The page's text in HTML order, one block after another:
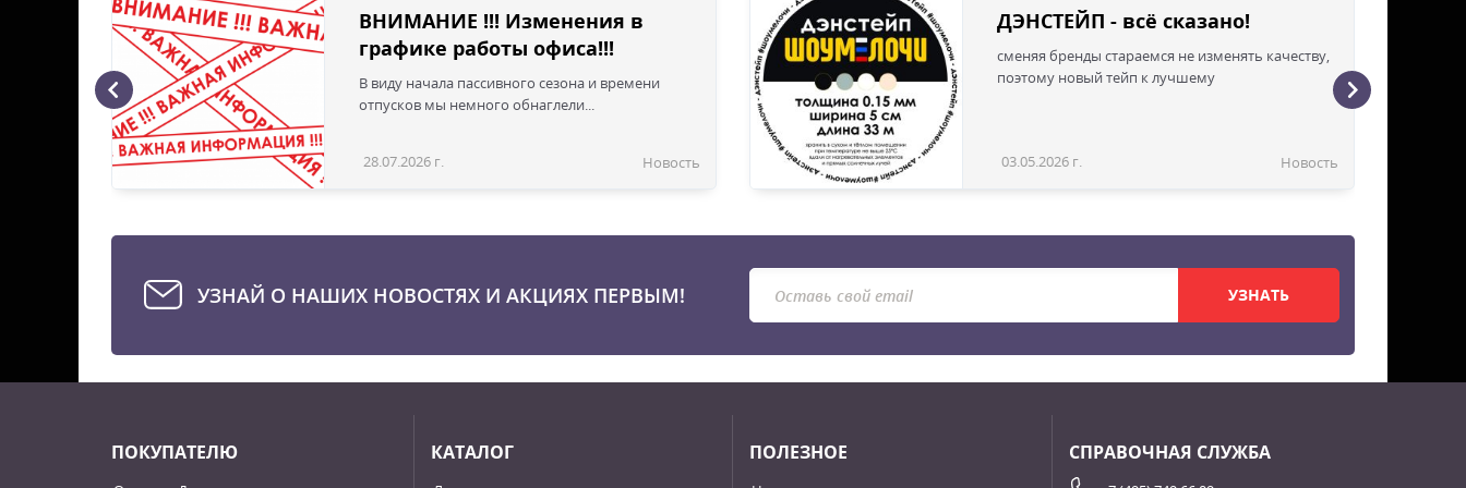
ВНИМАНИЕ !!! Изменения в
графике работы офиса!!!
В виду начала пассивного сезона и времени
отпусков мы немного обнаглели...
28.07.2026 г. Новость
ДЭНСТЕЙП - всё сказано!
сменяя бренды стараемся не изменять качеству,
поэтому новый тейп к лучшему
03.05.2026 г. Новость
УЗНАЙ О НАШИХ НОВОСТЯХ И АКЦИЯХ ПЕРВЫМ! УЗНАТЬ
ПОКУПАТЕЛЮ КАТАЛОГ ПОЛЕЗНОЕ СПРАВОЧНАЯ СЛУЖБА